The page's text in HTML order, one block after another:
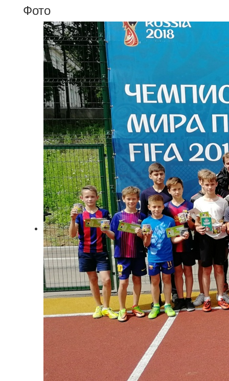
Фото